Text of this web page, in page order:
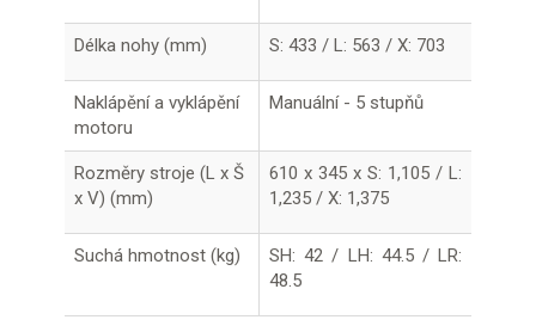
Délka nohy (mm) S: 433 / L: 563 / X: 703
Naklápění a vyklápění
motoru
Manuální - 5 stupňů
Rozměry stroje (L x Š
x V) (mm)
610 x 345 x S: 1,105 / L:
1,235 / X: 1,375
Suchá hmotnost (kg)
SH: 42 / LH: 44.5 / LR:
48.5